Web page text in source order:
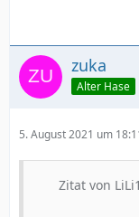
zuka
Alter Hase
5. August 2021 um
Zitat von